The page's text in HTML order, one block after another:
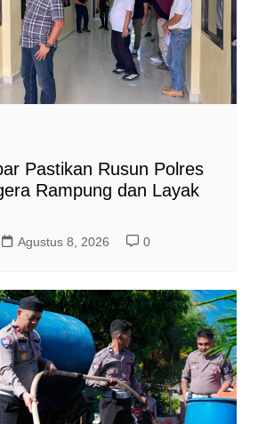
Pastikan Rusun Polres
Rampung dan Layak
Agustus 8, 2026 0